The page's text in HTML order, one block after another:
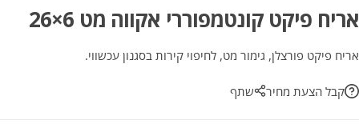
אריח פיקט קונטמפוררי אקווה מט 6×26
אריח פיקט פורצלן, גימור מט, לחיפוי קירות בסגנון עכשווי.
קבל הצעת מחיר שתף